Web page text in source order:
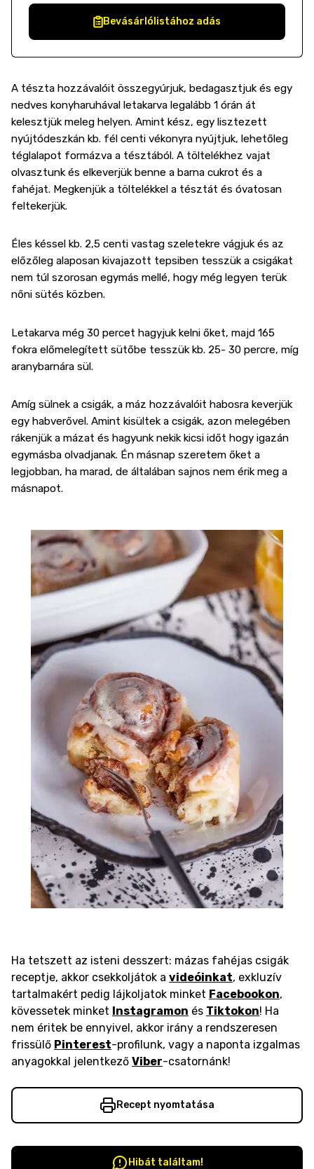
Bevásárlólistához adás
A tészta hozzávalóit összegyúrjuk, bedagasztjuk és egy
nedves konyharuhával letakarva legalább 1 órán át
kelesztjük meleg helyen. Amint kész, egy lisztezett
nyújtódeszkán kb. fél centi vékonyra nyújtjuk, lehetőleg
téglalapot formázva a tésztából. A töltelékhez vajat
olvasztunk és elkeverjük benne a barna cukrot és a
fahéjat. Megkenjük a töltelékkel a tésztát és óvatosan
feltekerjük.
Éles késsel kb. 2,5 centi vastag szeletekre vágjuk és az
előzőleg alaposan kivajazott tepsiben tesszük a csigákat
nem túl szorosan egymás mellé, hogy még legyen terük
nőni sütés közben.
Letakarva még 30 percet hagyjuk kelni őket, majd 165
fokra előmelegített sütőbe tesszük kb. 25- 30 percre, míg
aranybarnára sül.
Amíg sülnek a csigák, a máz hozzávalóit habosra keverjük
egy habverővel. Amint kisültek a csigák, azon melegében
rákenjük a mázat és hagyunk nekik kicsi időt hogy igazán
egymásba olvadjanak. Én másnap szeretem őket a
legjobban, ha marad, de általában sajnos nem érik meg a
másnapot.
Ha tetszett az isteni desszert: mázas fahéjas csigák
receptje, akkor csekkoljátok a videóinkat, exkluzív
tartalmakért pedig lájkoljatok minket Facebookon,
kövessetek minket Instagramon és Tiktokon! Ha
nem éritek be ennyivel, akkor irány a rendszeresen
frissülő Pinterest-profilunk, vagy a naponta izgalmas
anyagokkal jelentkező Viber-csatornánk!
Recept nyomtatása
Hibát találtam!